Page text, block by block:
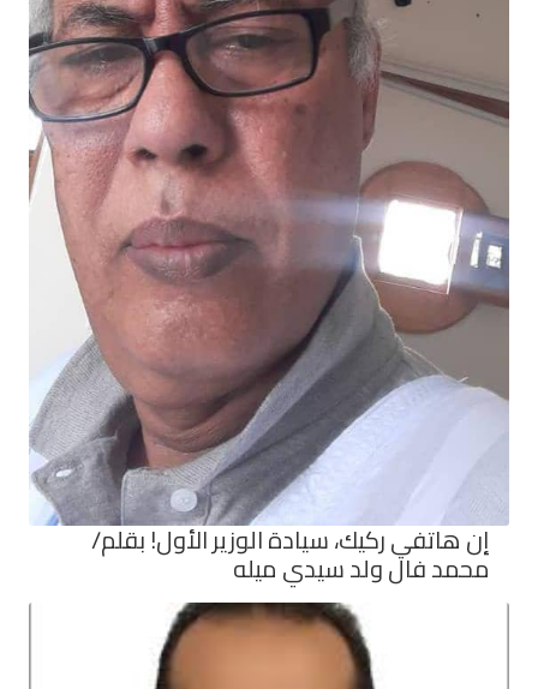
إن هاتفي ركيك، سيادة الوزير الأول! بقلم/
محمد فال ولد سيدي ميله